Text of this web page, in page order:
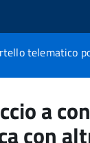
principale
telematico
a
con